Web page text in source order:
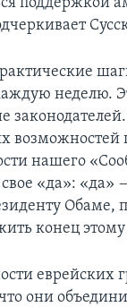
неделю.
возможностей
нашего
«да»: «да»
Обаме,
конец
еврейских
они